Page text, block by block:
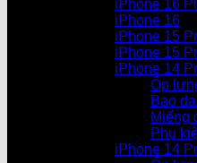
iPhone 16
iPhone 16
iPhone 15
iPhone 15
iPhone 14
Ốp
Bao
Miếng
Phụ
iPhone 14